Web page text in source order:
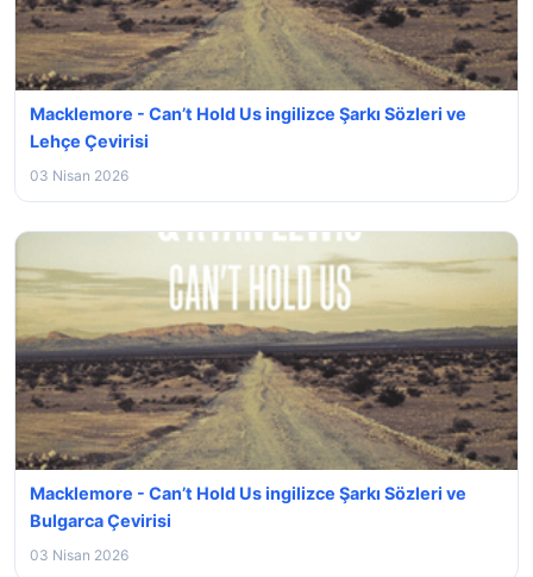
Macklemore - Can’t Hold Us ingilizce Şarkı Sözleri ve
Lehçe Çevirisi
03 Nisan 2026
Macklemore - Can’t Hold Us ingilizce Şarkı Sözleri ve
Bulgarca Çevirisi
03 Nisan 2026